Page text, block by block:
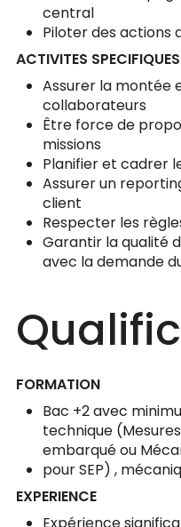
central
Piloter des actions
ACTIVITES SPECIFIQUES
Assurer la montée
collaborateurs
Être force de
missions
Planifier et cadrer
Assurer un
client
Respecter les
Garantir la qualité
avec la demande
FORMATION
Bac +2 avec
technique
embarqué ou
pour SEP) ,
EXPERIENCE